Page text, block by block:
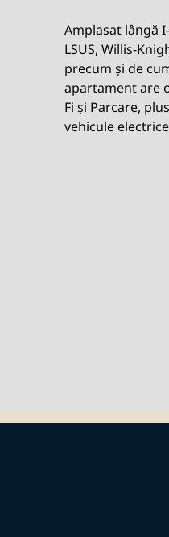
Amplasat lângă
LSUS, Willis-
precum și de
apartament are
Fi și Parcare,
vehicule